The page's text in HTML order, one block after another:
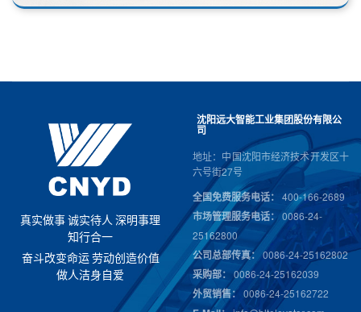
真实做事诚实待人 深明事理
知行合一
奋斗改变命运 劳动创 造价值
做人洁身自爱
沈阳远大智能工业集团股份有限公
司
地址：中国沈阳市经济技术开发区十
六号街27号
全国免费服务电话： 400-166-2689
市场管理服务电话：0086-24-
25162800
公司总部传真： 0086-24-25162802
采购部： 0086-24-25162039
外贸销售： 0086-24-25162722